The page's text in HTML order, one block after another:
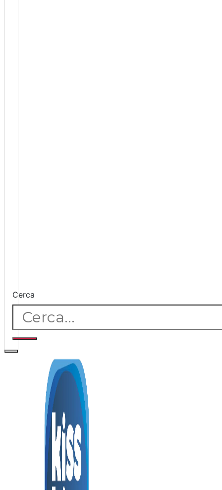
Cerca